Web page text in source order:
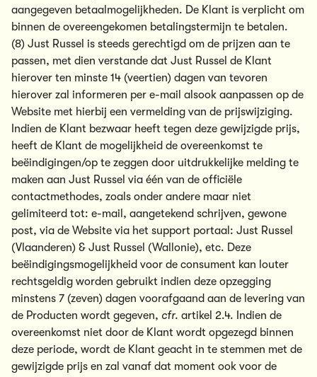
aangegeven betaalmogelijkheden. De Klant is verplicht om
binnen de overeengekomen betalingstermijn te betalen.
(8) Just Russel is steeds gerechtigd om de prijzen aan te
passen, met dien verstande dat Just Russel de Klant
hierover ten minste 14 (veertien) dagen van tevoren
hierover zal informeren per e-mail alsook aanpassen op de
Website met hierbij een vermelding van de prijswijziging.
Indien de Klant bezwaar heeft tegen deze gewijzigde prijs,
heeft de Klant de mogelijkheid de overeenkomst te
beëindigingen/op te zeggen door uitdrukkelijke melding te
maken aan Just Russel via één van de officiële
contactmethodes, zoals onder andere maar niet
gelimiteerd tot: e-mail, aangetekend schrijven, gewone
post, via de Website via het support portaal: Just Russel
(Vlaanderen) & Just Russel (Wallonie), etc. Deze
beëindigingsmogelijkheid voor de consument kan louter
rechtsgeldig worden gebruikt indien deze opzegging
minstens 7 (zeven) dagen voorafgaand aan de levering van
de Producten wordt gegeven, cfr. artikel 2.4. Indien de
overeenkomst niet door de Klant wordt opgezegd binnen
deze periode, wordt de Klant geacht in te stemmen met de
gewijzigde prijs en zal vanaf dat moment ook voor de